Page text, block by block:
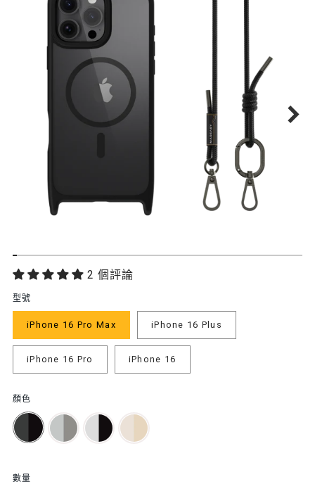
功
能
特
色
2 個評論
型號
iPhone 16 Pro Max iPhone 16 Plus
iPhone 16 Pro iPhone 16
顏色
數量